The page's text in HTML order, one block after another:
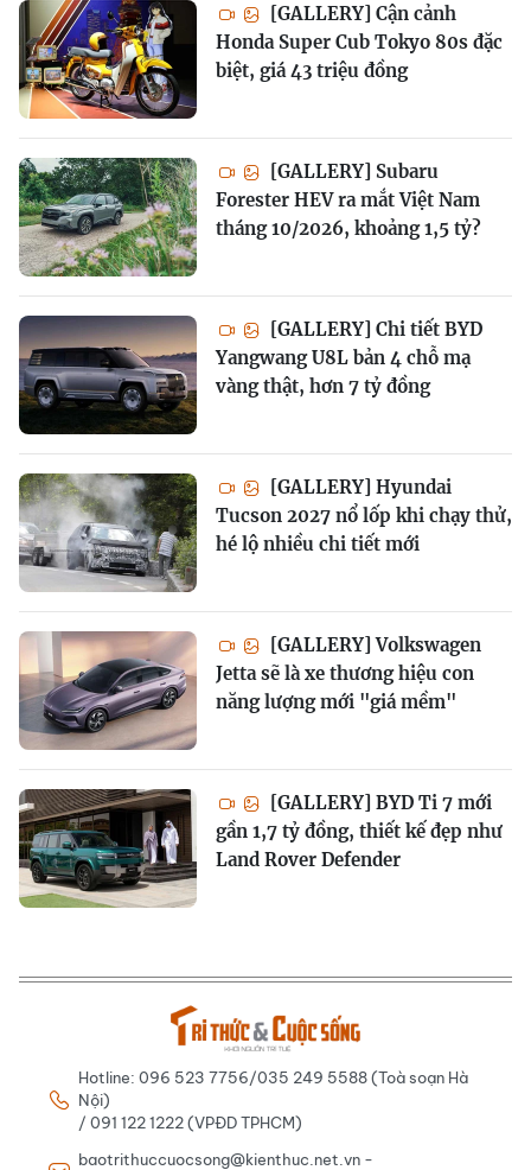
[GALLERY] Cận cảnh
Honda Super Cub Tokyo 80s đặc
biệt, giá 43 triệu đồng
[GALLERY] Subaru
Forester HEV ra mắt Việt Nam
tháng 10/2026, khoảng 1,5 tỷ?
[GALLERY] Chi tiết BYD
Yangwang U8L bản 4 chỗ mạ
vàng thật, hơn 7 tỷ đồng
[GALLERY] Hyundai
Tucson 2027 nổ lốp khi chạy thử,
hé lộ nhiều chi tiết mới
[GALLERY] Volkswagen
Jetta sẽ là xe thương hiệu con
năng lượng mới "giá mềm"
[GALLERY] BYD Ti 7 mới
gần 1,7 tỷ đồng, thiết kế đẹp như
Land Rover Defender
Hotline: 096 523 7756/035 249 5588 (Toà soạn Hà
Nội)
/ 091 122 1222 (VPĐD TPHCM)
baotrithuccuocsong@kienthuc.net.vn -